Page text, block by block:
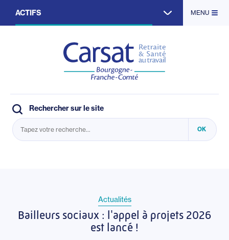
contenu
ACTIFS MENU
Rechercher sur le site
Actualités
Bailleurs sociaux : l'appel à projets 2026
est lancé !